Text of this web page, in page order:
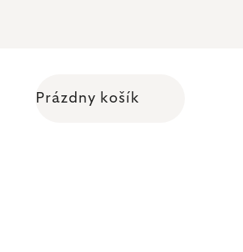
Prázdny košík